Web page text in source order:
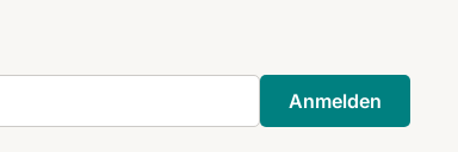
Anmelden